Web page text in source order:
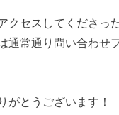
クセスしてくださっ
通常通り問い合わせ
がとうございます！